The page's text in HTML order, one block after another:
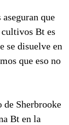
que
Bt es
se disuelve en
que eso no
Sherbrooke
Bt en la